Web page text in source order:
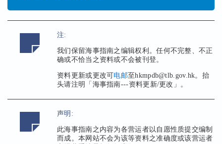
注:
我们保留海事指南之编辑权利。任何不完整、不正
确或不恰当之资料或不会被刊登。
资料更新或更改可电邮至hkmpdb@tlb.gov.hk。抬
头请注明「海事指南---资料更新/更改」。
声明:
此海事指南之内容为各营运者以自愿性质提交编制
而成。本网站不会为该等资料之准确度或该营运者